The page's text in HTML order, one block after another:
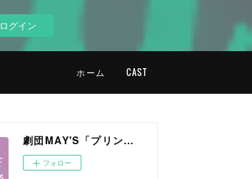
ログイン
ホーム CAST
劇団MAY'S「プリンセスと魔法の城」in サンリオピューロランド
フォロー